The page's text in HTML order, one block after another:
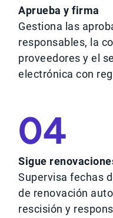
Aprueba y firma
Gestiona las
responsables, la
proveedores y el
electrónica con
04
Sigue
Supervisa fechas
de renovación
rescisión y